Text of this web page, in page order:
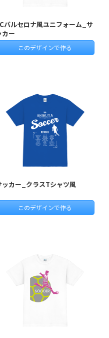
バルセロナ風ユニフォーム_サ
カー
このデザインで作る
ッカー_クラスTシャツ風
このデザインで作る